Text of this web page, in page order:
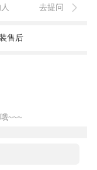
去提问
售后
~~~